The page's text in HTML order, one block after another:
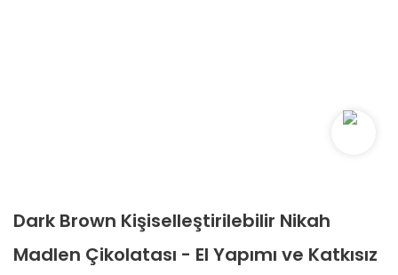
Dark Brown Kişiselleştirilebilir Nikah
Madlen Çikolatası - El Yapımı ve Katkısız